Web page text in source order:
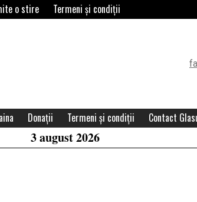
o stire Termeni și condiții
Donații Termeni și condiții Contact
3 august 2026